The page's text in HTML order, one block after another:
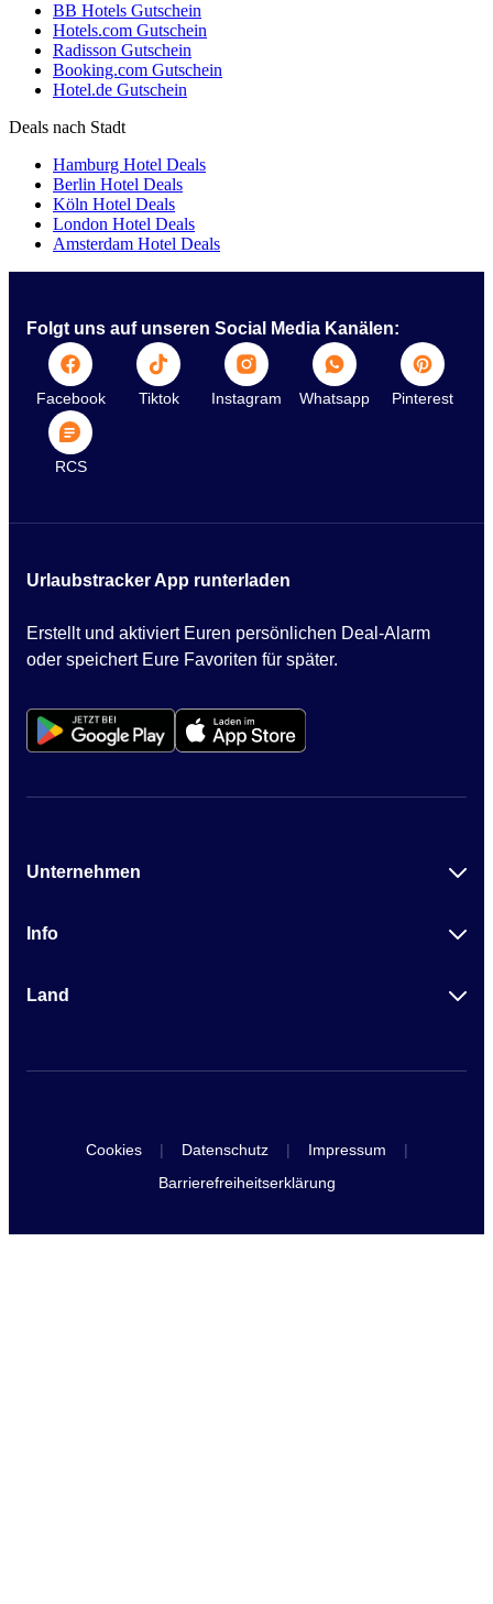
BB Hotels Gutschein
Hotels.com Gutschein
Radisson Gutschein
Booking.com Gutschein
Hotel.de Gutschein
Deals nach Stadt
Hamburg Hotel Deals
Berlin Hotel Deals
Köln Hotel Deals
London Hotel Deals
Amsterdam Hotel Deals